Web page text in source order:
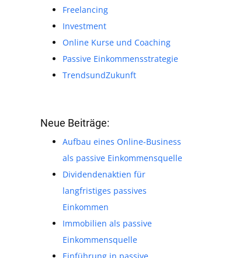
Freelancing
Investment
Online Kurse und Coaching
Passive Einkommensstrategie
TrendsundZukunft
Neue Beiträge:
Aufbau eines Online-Business
als passive Einkommensquelle
Dividendenaktien für
langfristiges passives
Einkommen
Immobilien als passive
Einkommensquelle
Einführung in passive